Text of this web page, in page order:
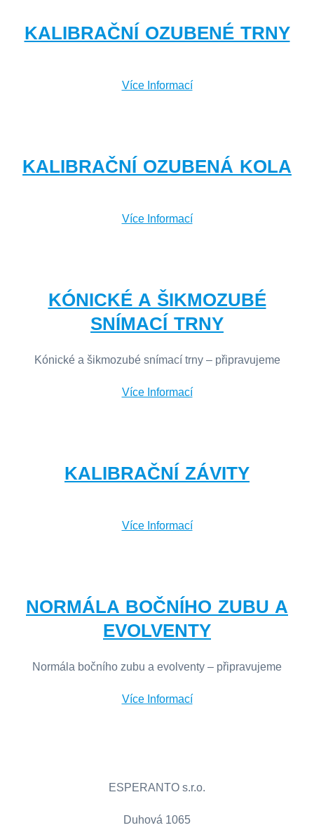
KALIBRAČNÍ OZUBENÉ TRNY
Více Informací
KALIBRAČNÍ OZUBENÁ KOLA
Více Informací
KÓNICKÉ A ŠIKMOZUBÉ
SNÍMACÍ TRNY
Kónické a šikmozubé snímací trny – připravujeme
Více Informací
KALIBRAČNÍ ZÁVITY
Více Informací
NORMÁLA BOČNÍHO ZUBU A
EVOLVENTY
Normála bočního zubu a evolventy – připravujeme
Více Informací
ESPERANTO s.r.o.
Duhová 1065